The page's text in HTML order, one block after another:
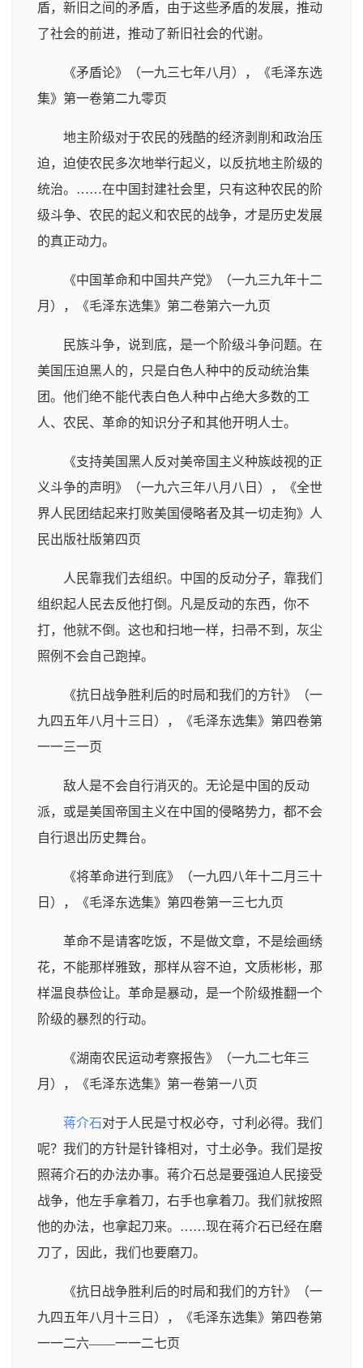
盾，新旧之间的矛盾，由于这些矛盾的发展，推动
了社会的前进，推动了新旧社会的代谢。
《矛盾论》（一九三七年八月），《毛泽东选
集》第一卷第二九零页
地主阶级对于农民的残酷的经济剥削和政治压
迫，迫使农民多次地举行起义，以反抗地主阶级的
统治。……在中国封建社会里，只有这种农民的阶
级斗争、农民的起义和农民的战争，才是历史发展
的真正动力。
《中国革命和中国共产党》（一九三九年十二
月），《毛泽东选集》第二卷第六一九页
民族斗争，说到底，是一个阶级斗争问题。在
美国压迫黑人的，只是白色人种中的反动统治集
团。他们绝不能代表白色人种中占绝大多数的工
人、农民、革命的知识分子和其他开明人士。
《支持美国黑人反对美帝国主义种族歧视的正
义斗争的声明》（一九六三年八月八日），《全世
界人民团结起来打败美国侵略者及其一切走狗》人
民出版社版第四页
人民靠我们去组织。中国的反动分子，靠我们
组织起人民去反他打倒。凡是反动的东西，你不
打，他就不倒。这也和扫地一样，扫帚不到，灰尘
照例不会自己跑掉。
《抗日战争胜利后的时局和我们的方针》（一
九四五年八月十三日），《毛泽东选集》第四卷第
一一三一页
敌人是不会自行消灭的。无论是中国的反动
派，或是美国帝国主义在中国的侵略势力，都不会
自行退出历史舞台。
《将革命进行到底》（一九四八年十二月三十
日），《毛泽东选集》第四卷第一三七九页
革命不是请客吃饭，不是做文章，不是绘画绣
花，不能那样雅致，那样从容不迫，文质彬彬，那
样温良恭俭让。革命是暴动，是一个阶级推翻一个
阶级的暴烈的行动。
《湖南农民运动考察报告》（一九二七年三
月），《毛泽东选集》第一卷第一八页
蒋介石对于人民是寸权必夺，寸利必得。我们
呢？我们的方针是针锋相对，寸土必争。我们是按
照蒋介石的办法办事。蒋介石总是要强迫人民接受
战争，他左手拿着刀，右手也拿着刀。我们就按照
他的办法，也拿起刀来。……现在蒋介石已经在磨
刀了，因此，我们也要磨刀。
《抗日战争胜利后的时局和我们的方针》（一
九四五年八月十三日），《毛泽东选集》第四卷第
一一二六——一一二七页